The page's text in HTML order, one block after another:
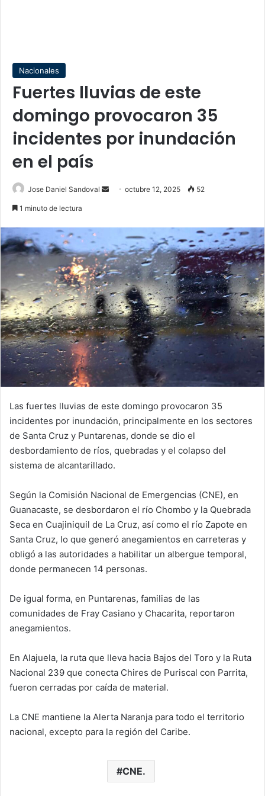
Nacionales
Fuertes lluvias de este
domingo provocaron 35
incidentes por inundación
en el país
Jose Daniel Sandoval
Sendoctubre 12, 2025 52
1 minuto de lectura
Las fuertes lluvias de este domingo provocaron 35
incidentes por inundación, principalmente en los sectores
de Santa Cruz y Puntarenas, donde se dio el
desbordamiento de ríos, quebradas y el colapso del
sistema de alcantarillado.
Según la Comisión Nacional de Emergencias (CNE), en
Guanacaste, se desbordaron el río Chombo y la Quebrada
Seca en Cuajiniquil de La Cruz, así como el río Zapote en
Santa Cruz, lo que generó anegamientos en carreteras y
obligó a las autoridades a habilitar un albergue temporal,
donde permanecen 14 personas.
De igual forma, en Puntarenas, familias de las
comunidades de Fray Casiano y Chacarita, reportaron
anegamientos.
En Alajuela, la ruta que lleva hacia Bajos del Toro y la Ruta
Nacional 239 que conecta Chires de Puriscal con Parrita,
fueron cerradas por caída de material.
La CNE mantiene la Alerta Naranja para todo el territorio
nacional, excepto para la región del Caribe.
CNE.